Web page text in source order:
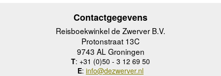
Contactgegevens
Reisboekwinkel de Zwerver B.V.
Protonstraat 13C
9743 AL Groningen
T: +31 (0)50 - 3 12 69 50
E: info@dezwerver.nl